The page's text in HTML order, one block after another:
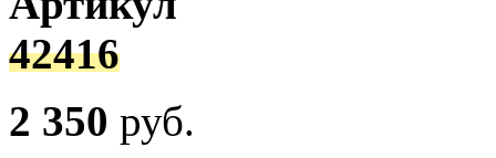
42416
2 350 руб.